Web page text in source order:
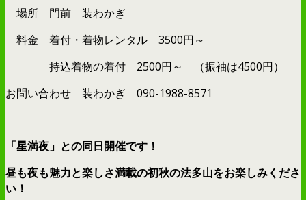
場所 門前 装わかぎ
料金 着付・着物レンタル 3500円～
持込着物の着付 2500円～ （振袖は4500円）
お問い合わせ 装わかぎ 090-1988-8571
「星満夜」との同日開催です！
昼も夜も魅力と楽しさ満載の初秋の法多山をお楽しみくださ
い！